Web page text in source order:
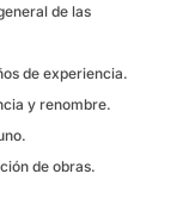
de las
de experiencia.
y renombre.
de obras.